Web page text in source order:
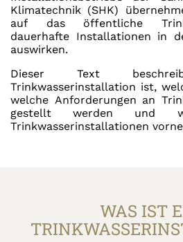
Klimatechnik (SHK)
auf das öffentliche
dauerhafte Installationen in
auswirken.
Dieser Text
Trinkwasserinstallation ist,
welche Anforderungen an
gestellt werden und
Trinkwasserinstallationen
WAS IST